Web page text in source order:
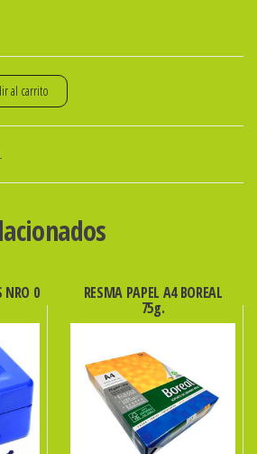
al carrito
NRO 0 RESMA PAPEL A4 BOREAL
75g.